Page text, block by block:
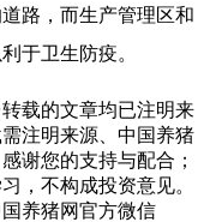
路，而生产管理区和
于卫生防疫。
载的文章均已注明来
注明来源、中国养猪
谢您的支持与配合；
，不构成投资意见。
养猪网官方微信